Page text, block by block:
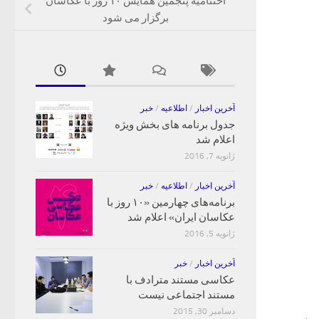
برگزار می شود
آخرین اخبار / اطلاعیه / خبر
جدول برنامه های بخش ویژه
اعلام شد
ژانویه 7, 2016
آخرین اخبار / اطلاعیه / خبر
برنامه‌های چهارمین «۱۰ روز با
عکاسان ایران» اعلام شد
ژانویه 5, 2016
آخرین اخبار / خبر
عکاسی مستند مترادف با
مستند اجتماعی نیست
دسامبر 30, 2015